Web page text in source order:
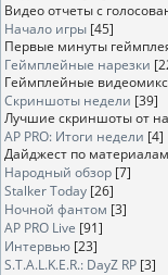
Видео отчеты с
Начало игры [45]
Первые минуты
Геймплейные нарезки
Геймплейные
Скриншоты недели [39]
Лучшие скриншоты от
AP PRO: Итоги недели [4]
Дайджест по
Народный обзор [7]
Stalker Today [26]
Ночной фантом [3]
AP PRO Live [91]
Интервью [23]
S.T.A.L.K.E.R.: DayZ RP [3]